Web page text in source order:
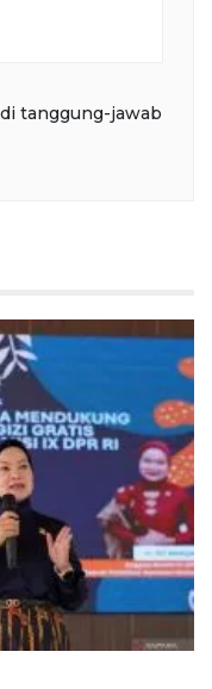
tanggung-jawab
mentah hingga